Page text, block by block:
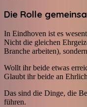
Die Rolle
In Eindhoven ist es
Nicht die gleichen
Branche arbeiten),
Wollt ihr beide etwas
Glaubt ihr beide an
Das sind die Dinge, die
führen.